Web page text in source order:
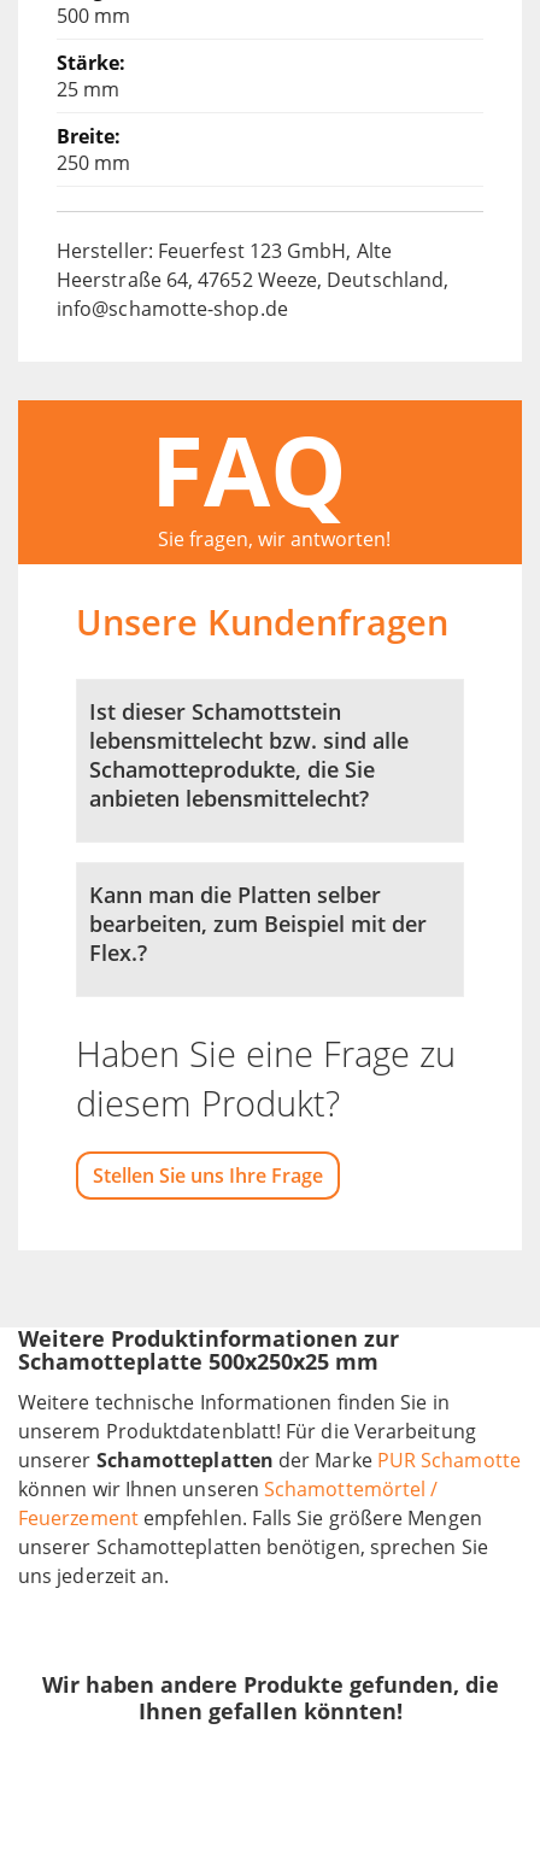
Weitere Produktinformationen zur
Schamotteplatte 500x250x25 mm
Weitere technische Informationen finden Sie in
unserem Produktdatenblatt! Für die Verarbeitung
unserer Schamotteplatten der Marke PUR Schamotte
können wir Ihnen unserenSchamottemörtel /
Feuerzementempfehlen. Falls Sie größere Mengen
unserer Schamotteplatten benötigen, sprechen Sie
uns jederzeit an.
500 mm
25 mm
250 mm
Hersteller: Feuerfest 123 GmbH, Alte
Heerstraße 64, 47652 Weeze, Deutschland,
info@schamotte-shop.de
FAQ
Sie fragen, wir antworten!
Unsere Kundenfragen
Ist dieser Schamottstein
lebensmittelecht bzw. sind alle
Schamotteprodukte, die Sie
anbieten lebensmittelecht?
Kann man die Platten selber
bearbeiten, zum Beispiel mit der
Flex.?
Haben Sie eine Frage zu
diesem Produkt?
Stellen Sie uns Ihre Frage
Wir haben andere Produkte gefunden, die
Ihnen gefallen könnten!